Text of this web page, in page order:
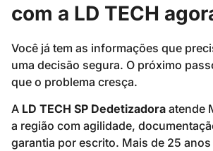
com a LD TECH
Você já tem as informações que
uma decisão segura. O próximo
que o problema cresça.
A LD TECH SP Dedetizadora atende
a região com agilidade,
garantia por escrito. Mais de 25